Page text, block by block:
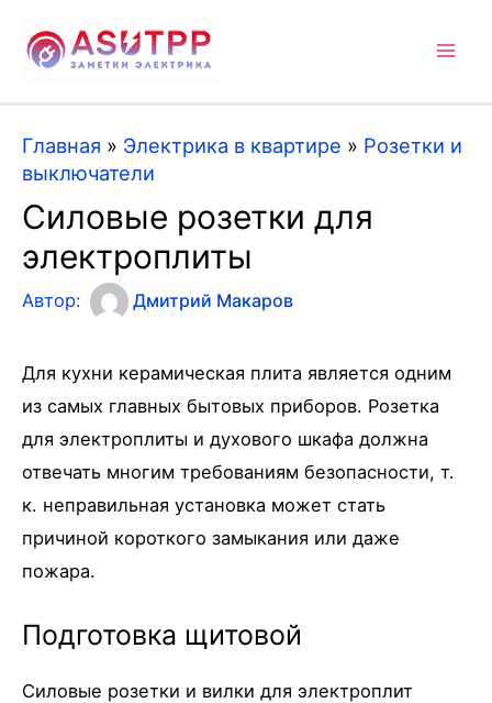
Главная » Электрика в квартире » Розетки и
выключатели
Силовые розетки для
электроплиты
Автор: Дмитрий Макаров
Для кухни керамическая плита является одним
из самых главных бытовых приборов. Розетка
для электроплиты и духового шкафа должна
отвечать многим требованиям безопасности, т.
к. неправильная установка может стать
причиной короткого замыкания или даже
пожара.
Подготовка щитовой
Силовые розетки и вилки для электроплит